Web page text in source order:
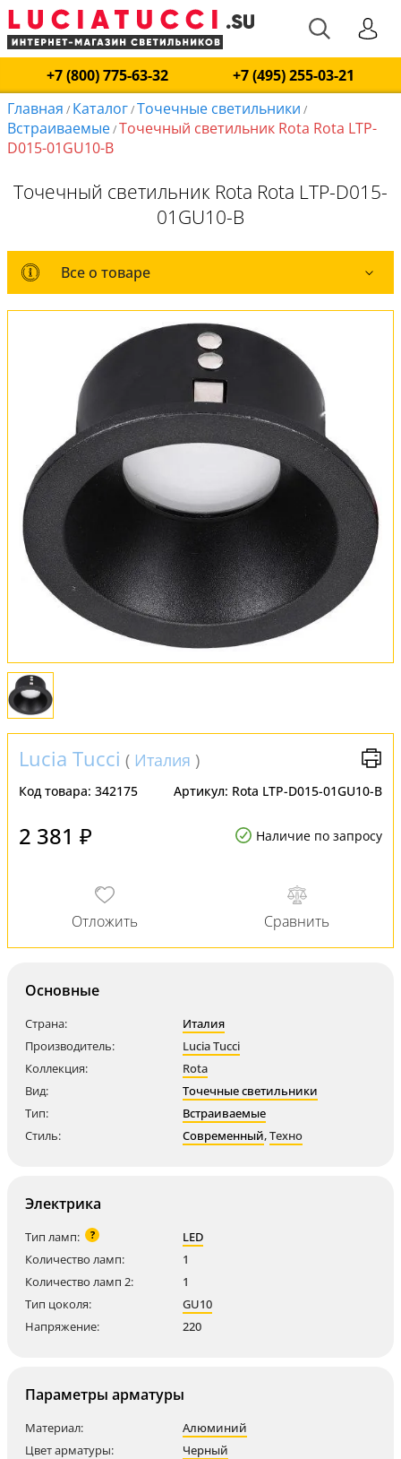
+7 (800) 775-63-32
+7 (495) 255-03-21
Главная / Каталог/Точечные светильники /
Встраиваемые/Точечный светильник Rota Rota LTP-
D015-01GU10-B
Точечный светильник Rota Rota LTP-D015-
01GU10-B
Все о товаре
Все о товаре
Комплект лампочек
Вся коллекция
Оплата и доставка
Обмен и возврат
FAQ
Отзывы
Lucia Tucci ( Италия )
Код товара: 342175 Артикул: Rota LTP-D015-01GU10-B
2 381 ₽ Наличие по запросу
Основные
Страна:
Италия
Производитель:
Lucia Tucci
Коллекция:
Rota
Вид:
Точечные светильники
Тип:
Встраиваемые
Стиль:
Современный,Техно
Электрика
Тип ламп: ?
LED
Количество ламп:
1
Количество ламп 2:
1
Тип цоколя:
GU10
Напряжение:
220
Параметры арматуры
Материал:
Алюминий
Цвет арматуры:
Черный